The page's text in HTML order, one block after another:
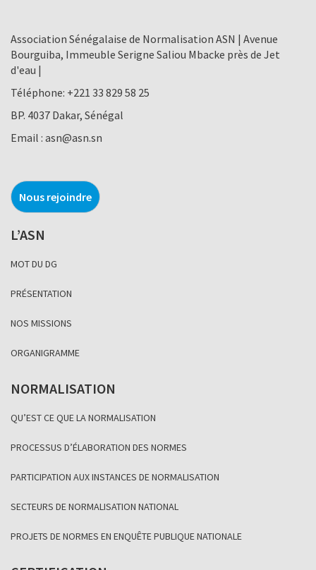
Association Sénégalaise de Normalisation ASN | Avenue
Bourguiba, Immeuble Serigne Saliou Mbacke près de Jet
d'eau |
Téléphone: +221 33 829 58 25
BP. 4037 Dakar, Sénégal
Email : asn@asn.sn
Nous rejoindre
L’ASN
MOT DU DG
PRÉSENTATION
NOS MISSIONS
ORGANIGRAMME
NORMALISATION
QU’EST CE QUE LA NORMALISATION
PROCESSUS D’ÉLABORATION DES NORMES
PARTICIPATION AUX INSTANCES DE NORMALISATION
SECTEURS DE NORMALISATION NATIONAL
PROJETS DE NORMES EN ENQUÊTE PUBLIQUE NATIONALE